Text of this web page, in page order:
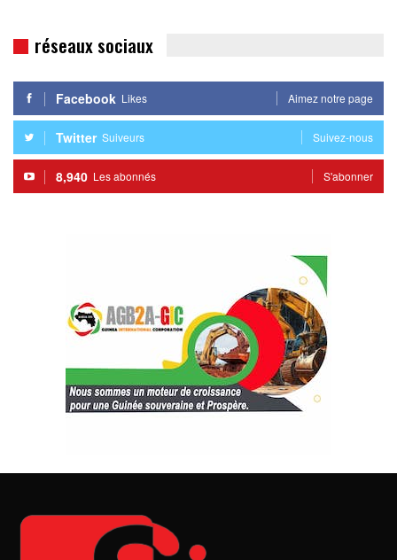
réseaux sociaux
Facebook Likes Aimez notre page
Twitter Suiveurs Suivez-nous
8,940 Les abonnés S'abonner